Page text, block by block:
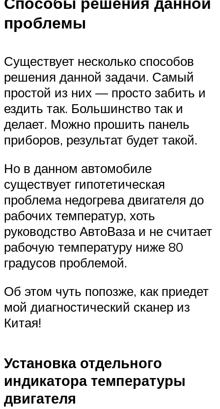
проблемы
Существует несколько способов
решения данной задачи. Самый
простой из них — просто забить и
ездить так. Большинство так и
делает. Можно прошить панель
приборов, результат будет такой.
Но в данном автомобиле
существует гипотетическая
проблема недогрева двигателя до
рабочих температур, хоть
руководство АвтоВаза и не считает
рабочую температуру ниже 80
градусов проблемой.
Об этом чуть попозже, как приедет
мой диагностический сканер из
Китая!
Установка отдельного
индикатора температуры
двигателя